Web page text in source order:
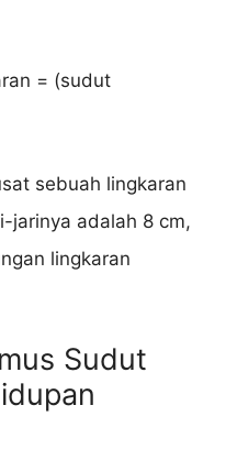
= (sudut
sebuah lingkaran
jarinya adalah 8 cm,
lingkaran
Sudut